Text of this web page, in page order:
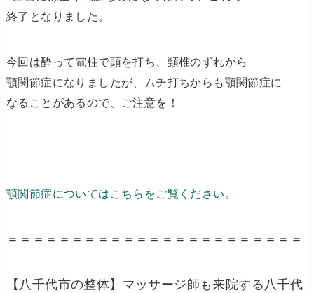
終了となりました。
今回は酔って電柱で頭を打ち、頸椎のずれから
顎関節症になりましたが、ムチ打ちからも顎関節症に
なることがあるので、ご注意を！
顎関節症についてはこちらをご覧ください。
＝＝＝＝＝＝＝＝＝＝＝＝＝＝＝＝＝＝＝＝＝＝＝
【八千代市の整体】マッサージ師も来院する八千代